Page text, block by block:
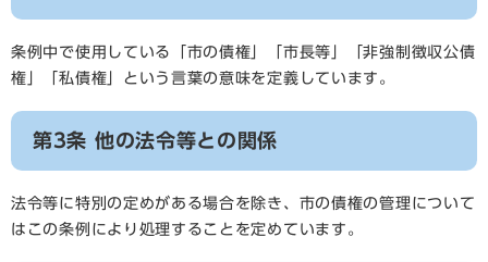
条例中で使用している「市の債権」「市長等」「非強制徴収公債
権」「私債権」という言葉の意味を定義しています。
第3条 他の法令等との関係
法令等に特別の定めがある場合を除き、市の債権の管理について
はこの条例により処理することを定めています。